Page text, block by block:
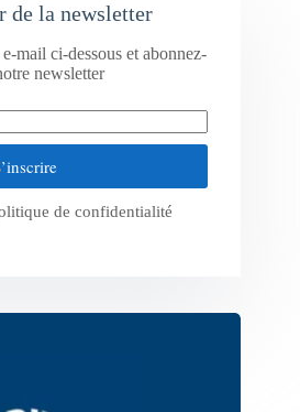
de la newsletter
mail ci-dessous et abonnez-
newsletter
de confidentialité